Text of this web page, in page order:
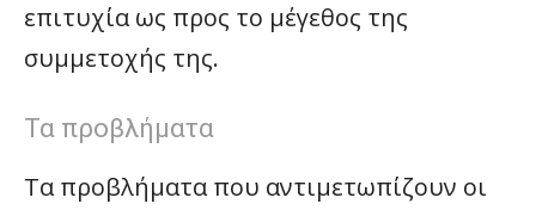
επιτυχία ως προς το μέγεθος της
συμμετοχής της.
Τα προβλήματα
Τα προβλήματα που αντιμετωπίζουν οι